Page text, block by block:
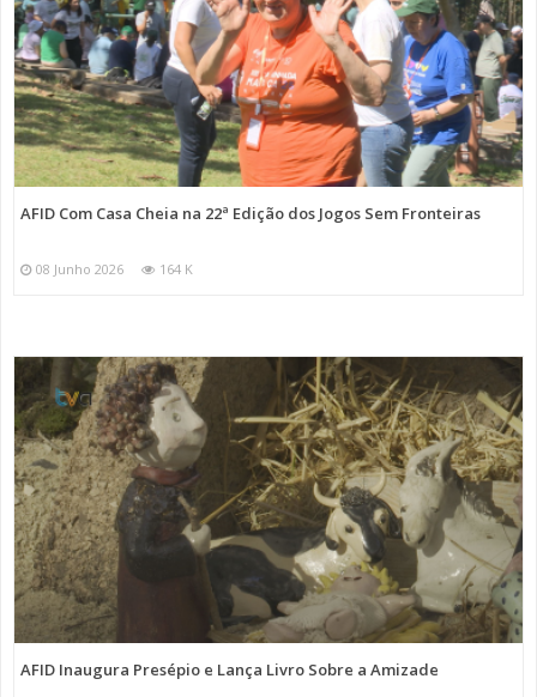
AFID Com Casa Cheia na 22ª Edição dos Jogos Sem Fronteiras
08 Junho 2026 164 K
AFID Inaugura Presépio e Lança Livro Sobre a Amizade